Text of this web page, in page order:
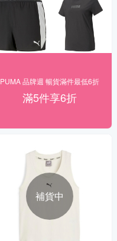
PUMA 品牌週 暢貨滿件最低6折
滿5件享6折
補貨中